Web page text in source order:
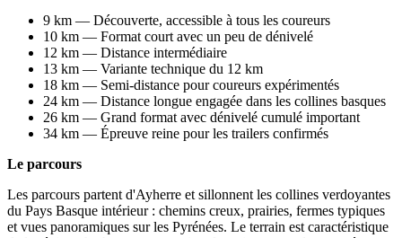
9 km — Découverte, accessible à tous les coureurs
10 km — Format court avec un peu de dénivelé
12 km — Distance intermédiaire
13 km — Variante technique du 12 km
18 km — Semi-distance pour coureurs expérimentés
24 km — Distance longue engagée dans les collines basques
26 km — Grand format avec dénivelé cumulé important
34 km — Épreuve reine pour les trailers confirmés
Le parcours
Les parcours partent d'Ayherre et sillonnent les collines verdoyantes
du Pays Basque intérieur : chemins creux, prairies, fermes typiques
et vues panoramiques sur les Pyrénées. Le terrain est caractéristique